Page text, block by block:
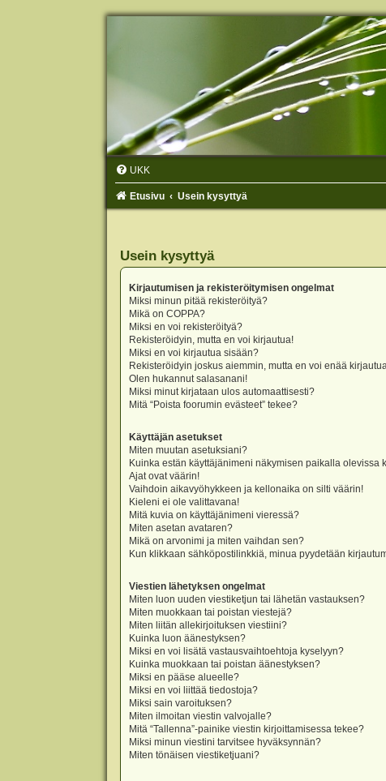
UKK
Etusivu Usein kysyttyä
Usein kysyttyä
Kirjautumisen ja rekisteröitymisen ongelmat
Miksi minun pitää rekisteröityä?
Mikä on COPPA?
Miksi en voi rekisteröityä?
Rekisteröidyin, mutta en voi kirjautua!
Miksi en voi kirjautua sisään?
Rekisteröidyin joskus aiemmin, mutta en voi enää
Olen hukannut salasanani!
Miksi minut kirjataan ulos automaattisesti?
Mitä “Poista foorumin evästeet” tekee?
Käyttäjän asetukset
Miten muutan asetuksiani?
Kuinka estän käyttäjänimeni näkymisen paikalla olevissa
Ajat ovat väärin!
Vaihdoin aikavyöhykkeen ja kellonaika on silti väärin!
Kieleni ei ole valittavana!
Mitä kuvia on käyttäjänimeni vieressä?
Miten asetan avataren?
Mikä on arvonimi ja miten vaihdan sen?
Kun klikkaan sähköpostilinkkiä, minua pyydetään
Viestien lähetyksen ongelmat
Miten luon uuden viestiketjun tai lähetän vastauksen?
Miten muokkaan tai poistan viestejä?
Miten liitän allekirjoituksen viestiini?
Kuinka luon äänestyksen?
Miksi en voi lisätä vastausvaihtoehtoja kyselyyn?
Kuinka muokkaan tai poistan äänestyksen?
Miksi en pääse alueelle?
Miksi en voi liittää tiedostoja?
Miksi sain varoituksen?
Miten ilmoitan viestin valvojalle?
Mitä “Tallenna”-painike viestin kirjoittamisessa tekee?
Miksi minun viestini tarvitsee hyväksynnän?
Miten tönäisen viestiketjuani?